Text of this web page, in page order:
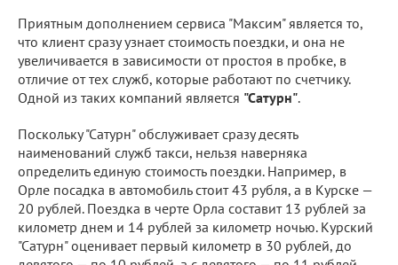
Приятным дополнением сервиса "Максим" является то,
что клиент сразу узнает стоимость поездки, и она не
увеличивается в зависимости от простоя в пробке, в
отличие от тех служб, которые работают по счетчику.
Одной из таких компаний является "Сатурн".
Поскольку "Сатурн" обслуживает сразу десять
наименований служб такси, нельзя наверняка
определить единую стоимость поездки. Например, в
Орле посадка в автомобиль стоит 43 рубля, а в Курске —
20 рублей. Поездка в черте Орла составит 13 рублей за
километр днем и 14 рублей за километр ночью. Курский
"Сатурн" оценивает первый километр в 30 рублей, до